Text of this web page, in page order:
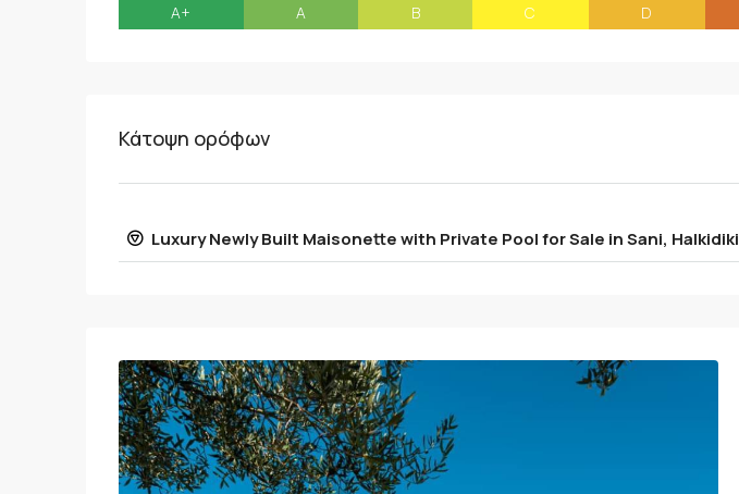
A+ A B C D
Κάτοψη ορόφων
Luxury Newly Built Maisonette with Private Pool for Sale in Sani, Halkidiki